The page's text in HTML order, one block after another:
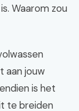
Waarom zou
aan jouw
is het
te breiden